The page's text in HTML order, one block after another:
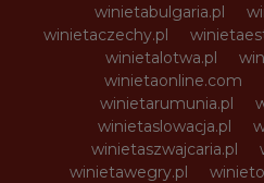
winietabulgaria.pl
winietaczechy.pl
winietalotwa.pl
winietaonline.com
winietarumunia.pl
winietaslowacja.pl
winietaszwajcaria.pl
winietawegry.pl